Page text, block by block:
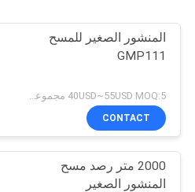
المنشور الصغير للمسح
GMP111
CONTACT
2000 متر رصد مسح
المنشور الصغير